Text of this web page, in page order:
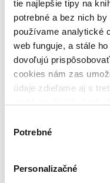
tie najlepšie tipy na
potrebné a bez nich
používame analytické
web funguje, a stále
dovoľujú
cookies nám zas
údaje zdieľame aj s
súhlasu
Potrebné
Personalizačné
Pevná väzba s
Čeština, 2018
Do 5 – 9 dní
Tento produkt
posnažíme sa aj
Vložiť do košíka